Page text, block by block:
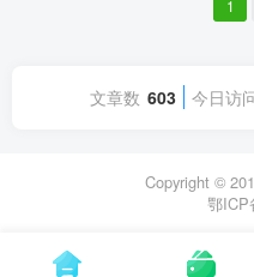
1
文章数 603 今日访
Copyright ©
鄂ICP